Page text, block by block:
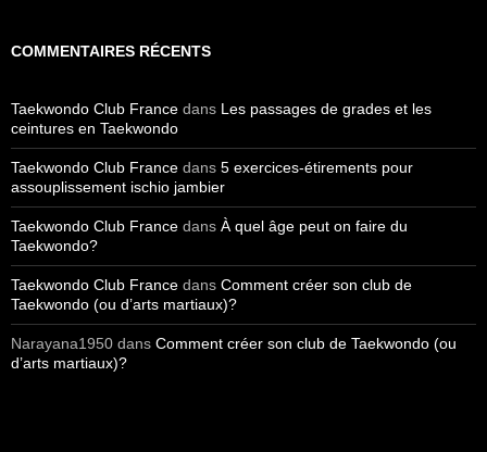
COMMENTAIRES RÉCENTS
Taekwondo Club France dans Les passages de grades et les
ceintures en Taekwondo
Taekwondo Club France dans 5 exercices-étirements pour
assouplissement ischio jambier
Taekwondo Club France dans À quel âge peut on faire du
Taekwondo?
Taekwondo Club France dans Comment créer son club de
Taekwondo (ou d’arts martiaux)?
Narayana1950 dans Comment créer son club de Taekwondo (ou
d’arts martiaux)?